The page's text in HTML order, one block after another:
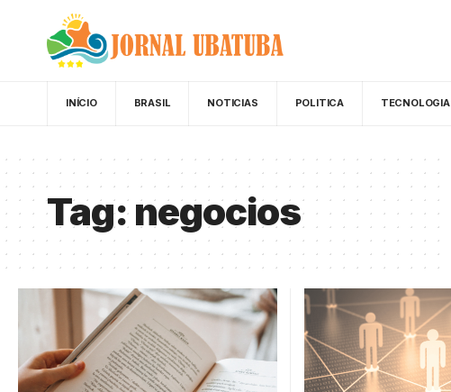
INÍCIO BRASIL NOTICIAS POLITICA TECNOLOGIA
Tag:negocios